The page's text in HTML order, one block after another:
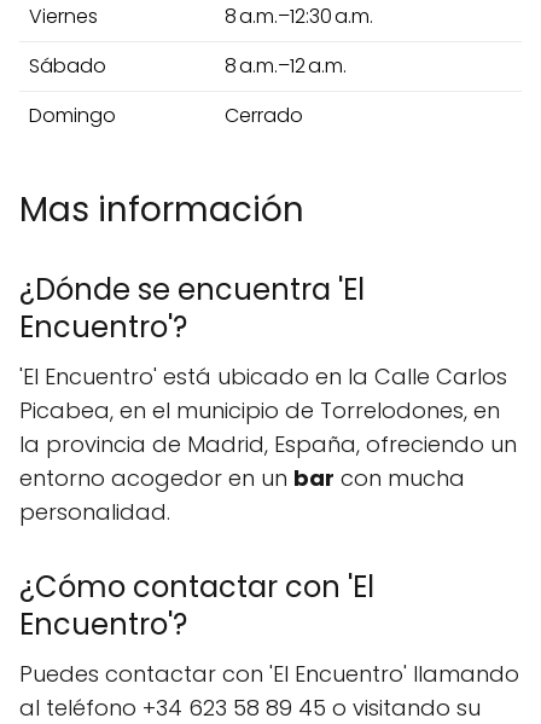
Viernes
8 a.m.–12:30 a.m.
Sábado
8 a.m.–12 a.m.
Domingo
Cerrado
Mas información
¿Dónde se encuentra 'El
Encuentro'?
'El Encuentro' está ubicado en la Calle Carlos
Picabea, en el municipio de Torrelodones, en
la provincia de Madrid, España, ofreciendo un
entorno acogedor en un bar con mucha
personalidad.
¿Cómo contactar con 'El
Encuentro'?
Puedes contactar con 'El Encuentro' llamando
al teléfono +34 623 58 89 45 o visitando su